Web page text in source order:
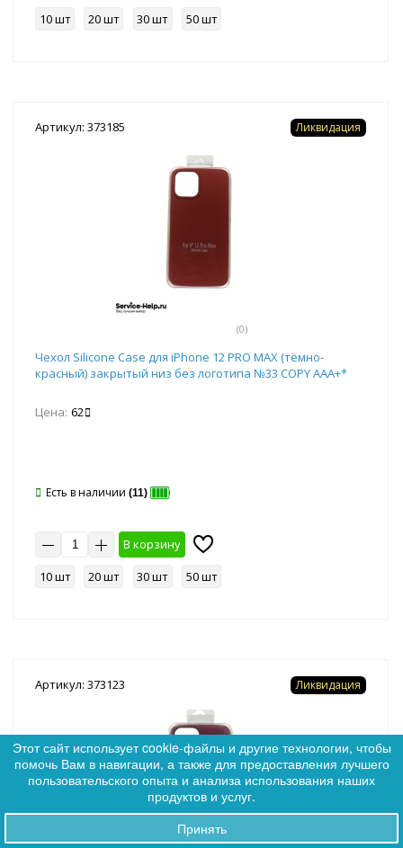
0
10 шт
20 шт 30 шт 50 шт
Артикул: 373185
(0)
Ликвидация
Чехол Silicone Case для iPhone 12 PRO MAX (тёмно-
красный) закрытый низ без логотипа №33 COPY AAA+*
Цена: 62
Есть в наличии (11)
В корзину
10 шт
20 шт 30 шт 50 шт
Артикул: 373123 Ликвидация
Этот сайт использует cookie-файлы и другие технологии, чтобы
помочь Вам в навигации, а также для предоставления лучшего
пользовательского опыта и анализа использования наших
продуктов и услуг.
Принять